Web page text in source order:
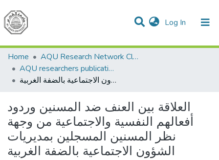
Log In (current)
Communities & Collections
All of DSpace
Home
AQU Research Network Clusters
AQU researchers publications
العلاقة بين العنف ضد المسنين وردود أفعالهم النفسية والاجتماعية من وجهة نظر المسنين المسجلين بمديريات الشؤون الاجتماعية بالضفة الغربية
العلاقة بين العنف ضد المسنين وردود
أفعالهم النفسية والاجتماعية من وجهة
نظر المسنين المسجلين بمديريات
الشؤون الاجتماعية بالضفة الغربية